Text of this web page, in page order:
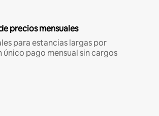
precios mensuales
para estancias largas por
único pago mensual sin cargos